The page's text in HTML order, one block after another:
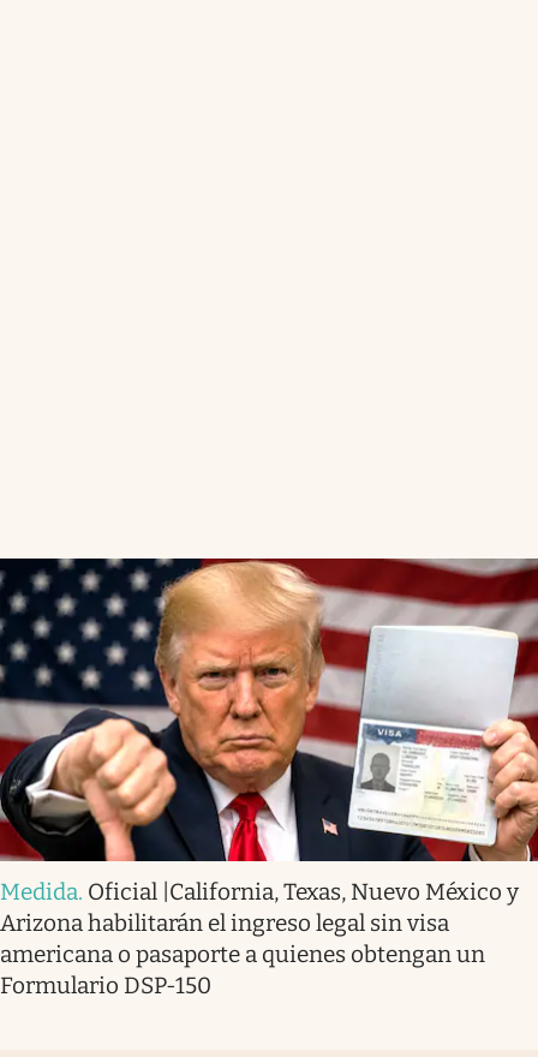
Medida. Oficial |California, Texas, Nuevo México y
Arizona habilitarán el ingreso legal sin visa
americana o pasaporte a quienes obtengan un
Formulario DSP-150